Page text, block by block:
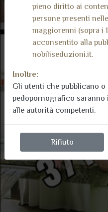
pieno diritto ai
persone presenti
maggiorenni (sopra i
acconsentito alla
nobiliseduzioni.it.
Inoltre:
Gli utenti che pubblicano
pedopornografico saranno
alle autorità competenti.
Rifiuto